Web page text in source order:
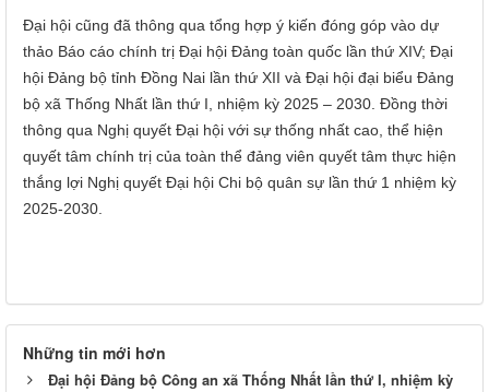
Đại hội cũng đã thông qua tổng hợp ý kiến đóng góp vào dự
thảo Báo cáo chính trị Đại hội Đảng toàn quốc lần thứ XIV; Đại
hội Đảng bộ tỉnh Đồng Nai lần thứ XII và Đại hội đại biểu Đảng
bộ xã Thống Nhất lần thứ I, nhiệm kỳ 2025 – 2030. Đồng thời
thông qua Nghị quyết Đại hội với sự thống nhất cao, thể hiện
quyết tâm chính trị của toàn thể đảng viên quyết tâm thực hiện
thắng lợi Nghị quyết Đại hội Chi bộ quân sự lần thứ 1 nhiệm kỳ
2025-2030.
Những tin mới hơn
Đại hội Đảng bộ Công an xã Thống Nhất lần thứ I, nhiệm kỳ